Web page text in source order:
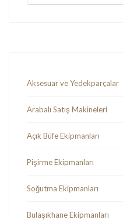
Aksesuar ve Yedekparçalar
Arabalı Satış Makineleri
Açık Büfe Ekipmanları
Pişirme Ekipmanları
Soğutma Ekipmanları
Bulaşıkhane Ekipmanları